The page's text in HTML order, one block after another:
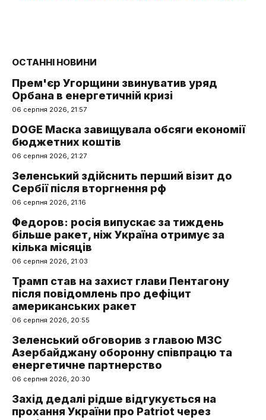
ОСТАННІ НОВИНИ
Прем'єр Угорщини звинуватив уряд
Орбана в енергетичній кризі
06 серпня 2026, 21:57
DOGE Маска завищувала обсяги економії
бюджетних коштів
06 серпня 2026, 21:27
Зеленський здійснить перший візит до
Сербії після вторгнення рф
06 серпня 2026, 21:16
Федоров: росія випускає за тиждень
більше ракет, ніж Україна отримує за
кілька місяців
06 серпня 2026, 21:03
Трамп став на захист глави Пентагону
після повідомлень про дефіцит
американських ракет
06 серпня 2026, 20:55
Зеленський обговорив з главою МЗС
Азербайджану оборонну співпрацю та
енергетичне партнерство
06 серпня 2026, 20:30
Захід дедалі рідше відгукується на
прохання України про Patriot через